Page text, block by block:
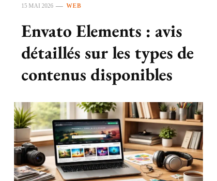
15 MAI 2026 WEB
Envato Elements : avis
détaillés sur les types de
contenus disponibles